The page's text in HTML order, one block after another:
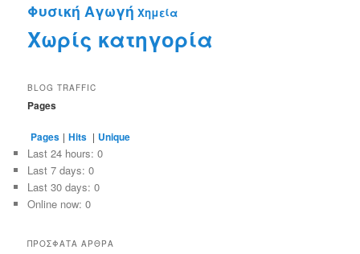
Φυσική Αγωγή Χημεία
Χωρίς κατηγορία
BLOG TRAFFIC
Pages
Pages | Hits | Unique
Last 24 hours:0
Last 7 days:0
Last 30 days:0
Online now: 0
ΠΡΌΣΦΑΤΑ ΆΡΘΡΑ